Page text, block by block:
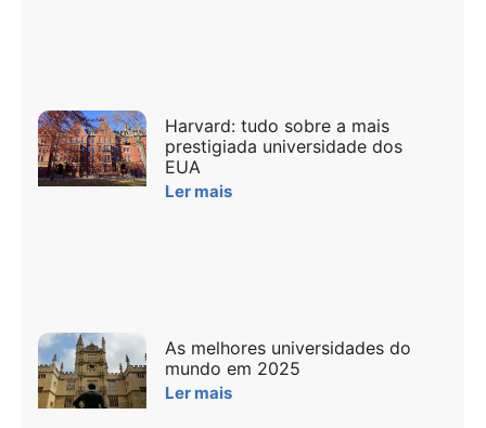
Harvard: tudo sobre a mais
prestigiada universidade dos
EUA
Ler mais
As melhores universidades do
mundo em 2025
Ler mais